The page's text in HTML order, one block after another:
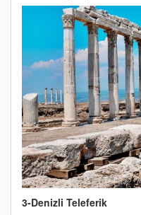
3-Denizli Teleferik